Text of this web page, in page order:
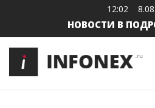
12:02
НОВОСТИ В